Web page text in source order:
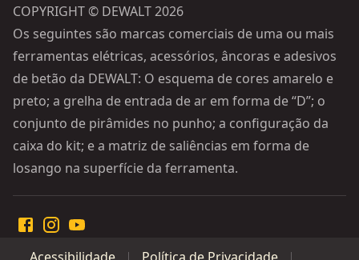
COPYRIGHT © DEWALT 2026
Os seguintes são marcas comerciais de uma ou mais
ferramentas elétricas, acessórios, âncoras e adesivos
de betão da DEWALT: O esquema de cores amarelo e
preto; a grelha de entrada de ar em forma de “D”; o
conjunto de pirâmides no punho; a configuração da
caixa do kit; e a matriz de saliências em forma de
losango na superfície da ferramenta.